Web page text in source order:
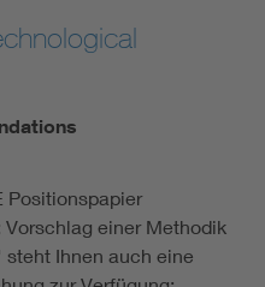
Positionspapier
einer Methodik
Ihnen auch eine